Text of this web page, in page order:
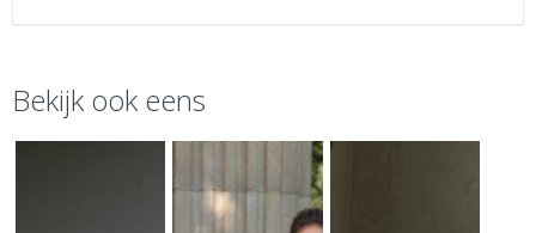
Bekijk ook eens